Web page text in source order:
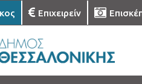
Επιχειρείν